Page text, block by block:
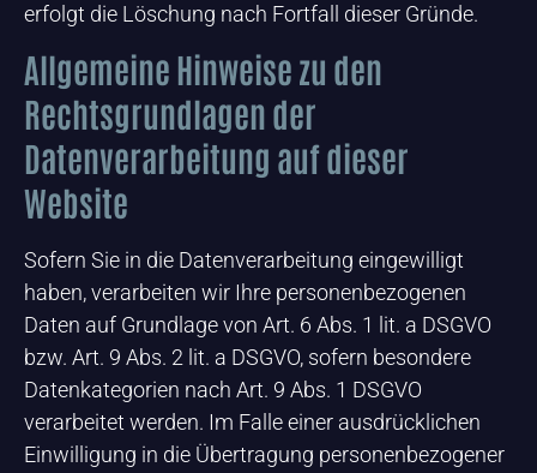
erfolgt die Löschung nach Fortfall dieser Gründe.
Allgemeine Hinweise zu den
Rechtsgrundlagen der
Datenverarbeitung auf dieser
Website
Sofern Sie in die Datenverarbeitung eingewilligt
haben, verarbeiten wir Ihre personenbezogenen
Daten auf Grundlage von Art. 6 Abs. 1 lit. a DSGVO
bzw. Art. 9 Abs. 2 lit. a DSGVO, sofern besondere
Datenkategorien nach Art. 9 Abs. 1 DSGVO
verarbeitet werden. Im Falle einer ausdrücklichen
Einwilligung in die Übertragung personenbezogener